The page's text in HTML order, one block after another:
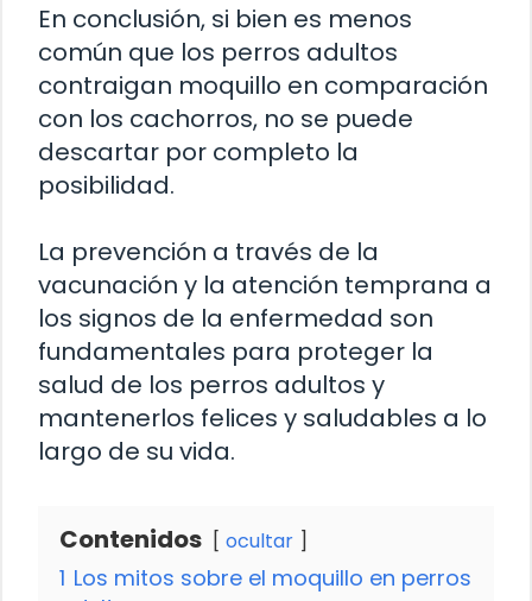
En conclusión, si bien es menos
común que los perros adultos
contraigan moquillo en comparación
con los cachorros, no se puede
descartar por completo la
posibilidad.
La prevención a través de la
vacunación y la atención temprana a
los signos de la enfermedad son
fundamentales para proteger la
salud de los perros adultos y
mantenerlos felices y saludables a lo
largo de su vida.
Contenidos ocultar
1 Los mitos sobre el moquillo en perros